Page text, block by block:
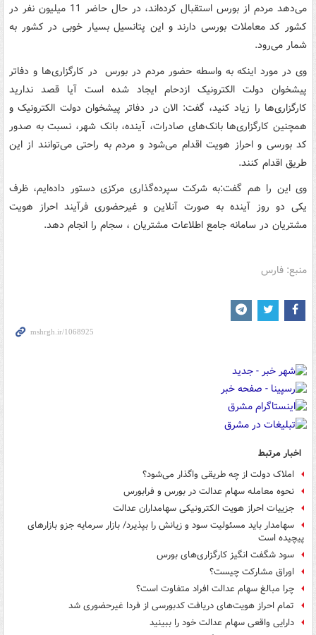
می‌دهد مردم از بورس استقبال کرده‌اند، در حال حاضر 11 میلیون نفر در
کشور کد معاملات بورسی دارند و این پتانسیل بسیار خوبی در کشور به
شمار می‌رود.
وی در مورد اینکه به واسطه حضور مردم در بورس در کارگزاری‌ها و دفاتر
پیشخوان دولت الکترونیک ازدحام ایجاد شده است آیا قصد ندارید
کارگزاری‌ها را زیاد کنید، گفت: الان در دفاتر پیشخوان دولت الکترونیک و
همچنین کارگزاری‌ها بانک‌های صادرات، آینده، بانک شهر، نسبت به صدور
کد بورسی و احراز هویت اقدام می‌شود و مردم به راحتی می‌توانند از این
طریق اقدام کنند.
وی این را هم گفت:‌به شرکت سپرده‌گذاری مرکزی دستور داده‌ایم، ظرف
یکی دو روز آینده به صورت آنلاین و غیرحضوری فرآیند احراز هویت
مشتریان در سامانه جامع اطلاعات مشتریان ، سجام را انجام دهد.
منبع: فارس
اخبار مرتبط
املاک دولت از چه طریقی واگذار می‌شود؟
نحوه معامله سهام عدالت در بورس و فرابورس
جزییات احراز هویت الکترونیکی سهامداران عدالت
سهامدار باید مسئولیت سود و زیانش را بپذیرد/ بازار سرمایه جزو بازارهای
پیچیده است
سود شگفت‌ انگیز کارگزاری‌های بورس
اوراق مشارکت چیست؟
چرا مبالغ سهام عدالت افراد متفاوت است؟
تمام احراز هویت‌های دریافت کدبورسی از فردا غیرحضوری شد
دارایی واقعی سهام عدالت خود را ببینید